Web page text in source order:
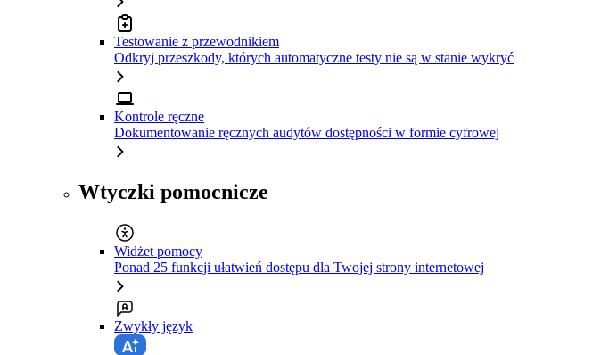
Testowanie z przewodnikiem
Odkryj przeszkody, których automatyczne testy nie są w stanie wykryć
Kontrole ręczne
Dokumentowanie ręcznych audytów dostępności w formie cyfrowej
Wtyczki pomocnicze
Widżet pomocy
Ponad 25 funkcji ułatwień dostępu dla Twojej strony internetowej
Zwykły język